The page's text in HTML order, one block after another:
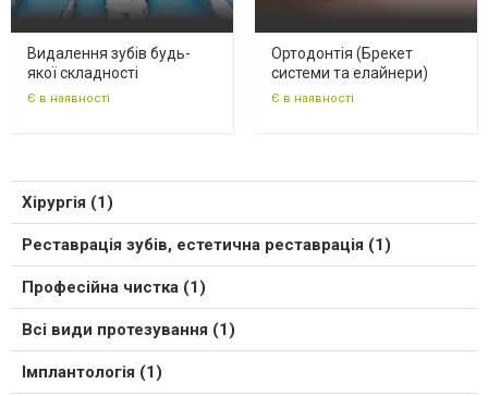
Видалення зубів будь-
якої складності
Є в наявності
Ортодонтія (Брекет
системи та елайнери)
Є в наявності
Хірургія (1)
Реставрація зубів, естетична реставрація (1)
Професійна чистка (1)
Всі види протезування (1)
Імплантологія (1)